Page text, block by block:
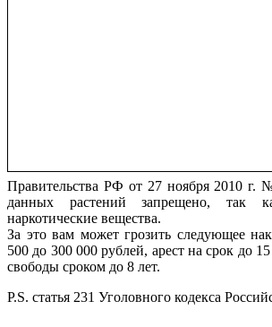
Правительства РФ от 27 ноября 2010 г.
данных растений запрещено, так
наркотические вещества.
За это вам может грозить следующее
500 до 300 000 рублей, арест на срок до
свободы сроком до 8 лет.
P.S. статья 231 Уголовного кодекса